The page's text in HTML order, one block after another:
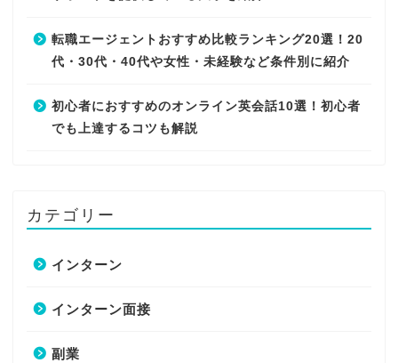
転職エージェントおすすめ比較ランキング20選！20
代・30代・40代や女性・未経験など条件別に紹介
初心者におすすめのオンライン英会話10選！初心者
でも上達するコツも解説
カテゴリー
インターン
インターン面接
副業